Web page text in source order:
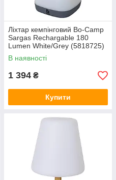
Ліхтар кемпінговий Bo-Camp
Sargas Rechargable 180
Lumen White/Grey (5818725)
В наявності
1 394 ₴
Купити